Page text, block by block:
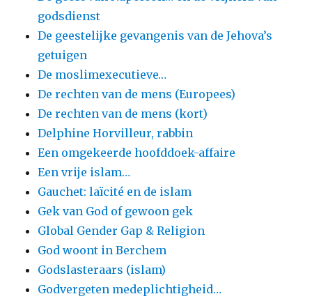
godsdienst
De geestelijke gevangenis van de Jehova’s
getuigen
De moslimexecutieve…
De rechten van de mens (Europees)
De rechten van de mens (kort)
Delphine Horvilleur, rabbin
Een omgekeerde hoofddoek-affaire
Een vrije islam…
Gauchet: laïcité en de islam
Gek van God of gewoon gek
Global Gender Gap & Religion
God woont in Berchem
Godslasteraars (islam)
Godvergeten medeplichtigheid…